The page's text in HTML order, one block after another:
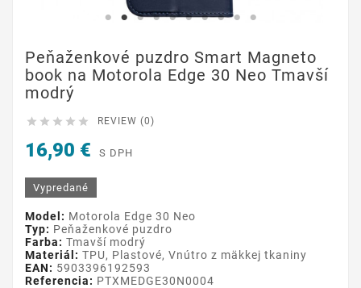
Peňaženkové puzdro Smart Magneto
book na Motorola Edge 30 Neo Tmavší
modrý
     REVIEW (0)
16,90 € S DPH
Vypredané
Model: Motorola Edge 30 Neo
Typ: Peňaženkové puzdro
Farba: Tmavší modrý
Materiál: TPU, Plastové, Vnútro z mäkkej tkaniny
EAN: 5903396192593
Referencia: PTXMEDGE30N0004